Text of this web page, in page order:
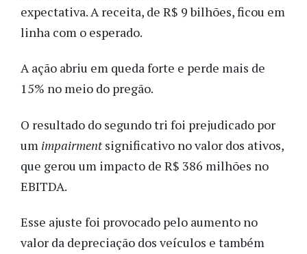
expectativa. A receita, de R$ 9 bilhões, ficou em
linha com o esperado.
A ação abriu em queda forte e perde mais de
15% no meio do pregão.
O resultado do segundo tri foi prejudicado por
um impairmentsignificativo no valor dos ativos,
que gerou um impacto de R$ 386 milhões no
EBITDA.
Esse ajuste foi provocado pelo aumento no
valor da depreciação dos veículos e também